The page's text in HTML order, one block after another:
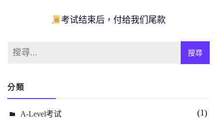
考试结束后，付给我们尾款
分類
A-Level考试 (1)